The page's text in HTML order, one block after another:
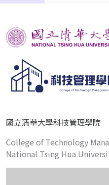
國立清華大學科技管理學院
College of Technology
National Tsing Hua